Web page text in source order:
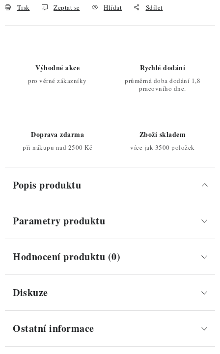
Tisk Zeptat se Hlídat Sdílet
Výhodné akce
pro věrné zákazníky
Rychlé dodání
průměrná doba dodání 1,8
pracovního dne.
Doprava zdarma
při nákupu nad 2500 Kč
Zboží skladem
více jak 3500 položek
Popis produktu
Parametry produktu
Hodnocení produktu (0)
Diskuze
Ostatní informace